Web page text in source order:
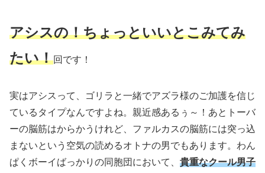
アシスの！ちょっといいとこみてみ
たい！回です！
実はアシスって、ゴリラと一緒でアズラ様のご加護を信じ
ているタイプなんですよね。親近感あるぅ～！あとトーバ
ーの脳筋はからかうけれど、ファルカスの脳筋には突っ込
まないという空気の読めるオトナの男でもあります。わん
ぱくボーイばっかりの同胞団において、 貴重なクール男子